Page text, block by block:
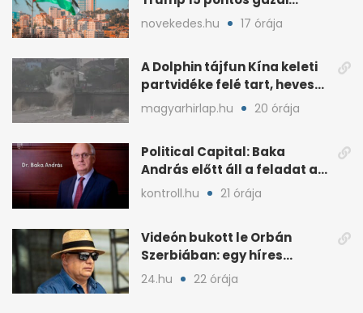
béketervét
novekedes.hu 17 órája
A Dolphin tájfun Kína keleti
partvidéke felé tart, heves
esőkkel
magyarhirlap.hu 20 órája
Political Capital: Baka
András előtt áll a feladat az
elnöki tekintélyért
kontroll.hu 21 órája
Videón bukott le Orbán
Szerbiában: egy híres
milliárdossal nyaral
24.hu 22 órája